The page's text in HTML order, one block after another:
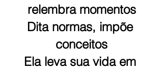
relembra momentos
Dita normas, impõe
conceitos
Ela leva sua vida em